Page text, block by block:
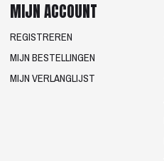
MIJN ACCOUNT
REGISTREREN
MIJN BESTELLINGEN
MIJN VERLANGLIJST